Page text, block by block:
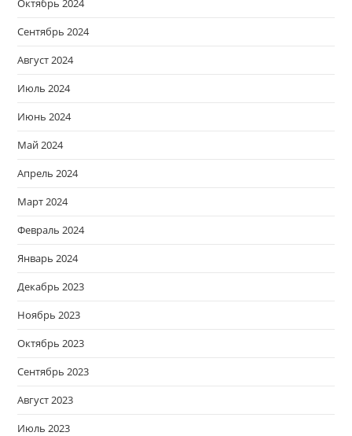
Октябрь 2024
Сентябрь 2024
Август 2024
Июль 2024
Июнь 2024
Май 2024
Апрель 2024
Март 2024
Февраль 2024
Январь 2024
Декабрь 2023
Ноябрь 2023
Октябрь 2023
Сентябрь 2023
Август 2023
Июль 2023